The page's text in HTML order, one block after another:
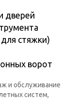
дверей
стяжки)
ворот
и обслуживание